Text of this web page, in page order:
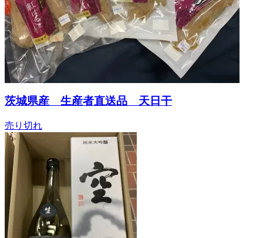
茨城県産 生産者直送品 天日干
売り切れ